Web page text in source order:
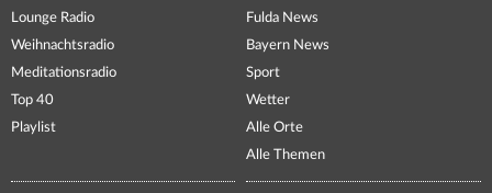
Lounge Radio
Weihnachtsradio
Meditationsradio
Top 40
Playlist
Fulda News
Bayern News
Sport
Wetter
Alle Orte
Alle Themen